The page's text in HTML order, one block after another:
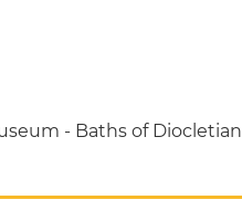
- Baths of Diocletian